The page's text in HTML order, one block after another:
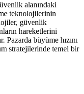
alanındaki
teknolojilerinin
güvenlik
hareketlerini
büyüme hızını
stratejilerinde temel bir